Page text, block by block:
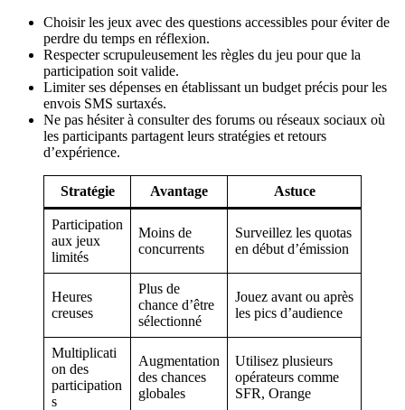
Choisir les jeux avec des questions accessibles pour éviter de
perdre du temps en réflexion.
Respecter scrupuleusement les règles du jeu pour que la
participation soit valide.
Limiter ses dépenses en établissant un budget précis pour les
envois SMS surtaxés.
Ne pas hésiter à consulter des forums ou réseaux sociaux où
les participants partagent leurs stratégies et retours
d’expérience.
Stratégie Avantage Astuce
Participation
aux jeux
limités
Moins de
concurrents
Surveillez les quotas
en début d’émission
Heures
creuses
Plus de
chance d’être
sélectionné
Jouez avant ou après
les pics d’audience
Multiplicati
on des
participation
s
Augmentation
des chances
globales
Utilisez plusieurs
opérateurs comme
SFR, Orange